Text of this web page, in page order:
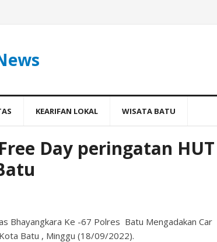
KEARIFAN LOKAL WISATA BATU
Day peringatan HUT
Bhayangkara Ke -67 Polres Batu Mengadakan Car
Batu , Minggu (18/09/2022).